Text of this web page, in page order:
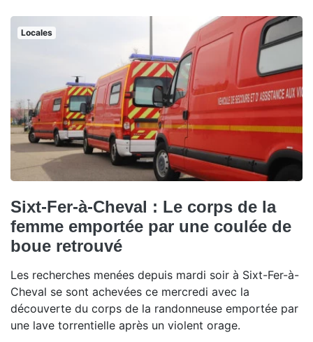
Locales
Sixt-Fer-à-Cheval : Le corps de la
femme emportée par une coulée de
boue retrouvé
Les recherches menées depuis mardi soir à Sixt-Fer-à-
Cheval se sont achevées ce mercredi avec la
découverte du corps de la randonneuse emportée par
une lave torrentielle après un violent orage.